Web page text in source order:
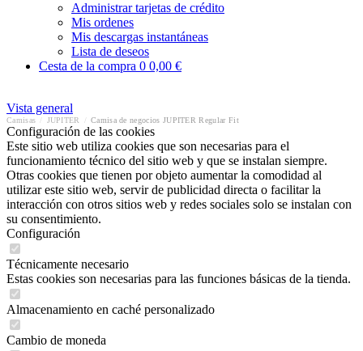
Administrar tarjetas de crédito
Mis ordenes
Mis descargas instantáneas
Lista de deseos
Cesta de la compra 0 0,00 €
Vista general
Camisas JUPITER Camisa de negocios JUPITER Regular Fit
Configuración de las cookies
Este sitio web utiliza cookies que son necesarias para el
funcionamiento técnico del sitio web y que se instalan siempre.
Otras cookies que tienen por objeto aumentar la comodidad al
utilizar este sitio web, servir de publicidad directa o facilitar la
interacción con otros sitios web y redes sociales solo se instalan con
su consentimiento.
Configuración
Técnicamente necesario
Estas cookies son necesarias para las funciones básicas de la tienda.
Almacenamiento en caché personalizado
Cambio de moneda